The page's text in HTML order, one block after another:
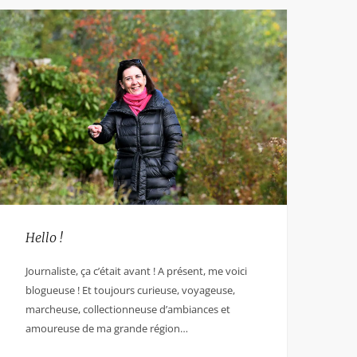
Hello !
Journaliste, ça c’était avant ! A présent, me voici
blogueuse ! Et toujours curieuse, voyageuse,
marcheuse, collectionneuse d’ambiances et
amoureuse de ma grande région…